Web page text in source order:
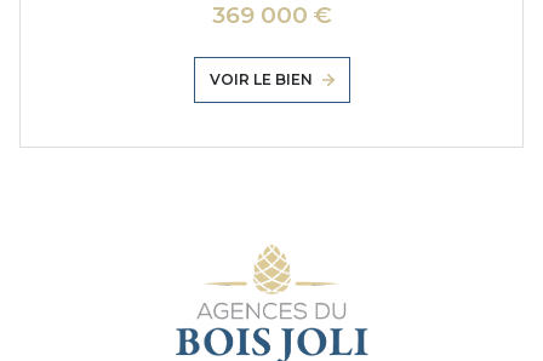
369 000 €
VOIR LE BIEN